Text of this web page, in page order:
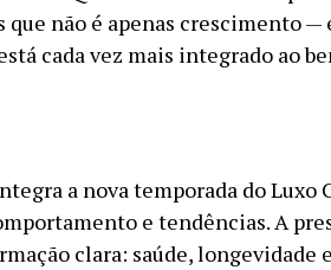
que não é apenas crescimento
cada vez mais integrado ao
a nova temporada do Luxo
e tendências. A
clara: saúde, longevidade